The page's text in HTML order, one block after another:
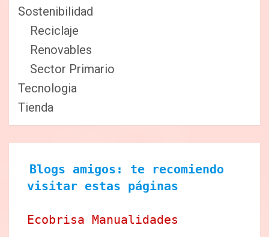
Sostenibilidad
Reciclaje
Renovables
Sector Primario
Tecnologia
Tienda
Blogs amigos: te recomiendo
visitar estas páginas
Ecobrisa Manualidades